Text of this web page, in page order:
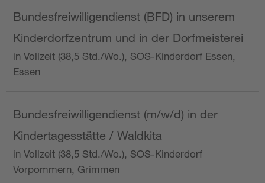
Bundesfreiwilligendienst (BFD) in unserem
Kinderdorfzentrum und in der Dorfmeisterei
in Vollzeit (38,5 Std./Wo.), SOS-Kinderdorf Essen,
Essen
Bundesfreiwilligendienst (m/w/d) in der
Kindertagesstätte / Waldkita
in Vollzeit (38,5 Std./Wo.), SOS-Kinderdorf
Vorpommern, Grimmen